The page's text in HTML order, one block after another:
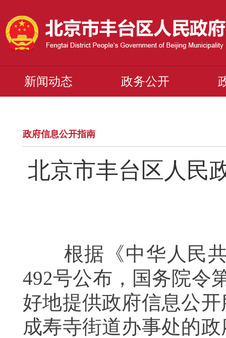
新闻动态 政务公开
政府信息公开指南
北京市丰台区人民
根据《中华人民共
492号公布，国务院令
好地提供政府信息公
成寿寺街道办事处的